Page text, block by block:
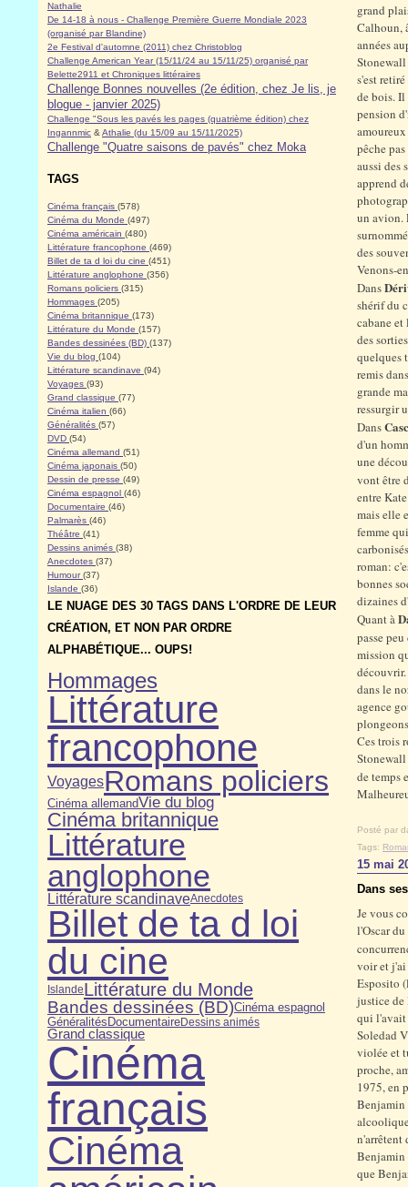
Nathalie
De 14-18 à nous - Challenge Première Guerre Mondiale 2023
(organisé par Blandine)
2e Festival d'automne (2011) chez Christoblog
Challenge American Year (15/11/24 au 15/11/25) organisé par
Belette2911 et Chroniques littéraires
Challenge Bonnes nouvelles (2e édition, chez Je lis, je
blogue - janvier 2025)
Challenge "Sous les pavés les pages (quatrième édition) chez
Ingannmic & Athalie (du 15/09 au 15/11/2025)
Challenge "Quatre saisons de pavés" chez Moka
TAGS
Cinéma français (578)
Cinéma du Monde (497)
Cinéma américain (480)
Littérature francophone (469)
Billet de ta d loi du cine (451)
Littérature anglophone (356)
Romans policiers (315)
Hommages (205)
Cinéma britannique (173)
Littérature du Monde (157)
Bandes dessinées (BD) (137)
Vie du blog (104)
Littérature scandinave (94)
Voyages (93)
Grand classique (77)
Cinéma italien (66)
Généralités (57)
DVD (54)
Cinéma allemand (51)
Cinéma japonais (50)
Dessin de presse (49)
Cinéma espagnol (46)
Documentaire (46)
Palmarès (46)
Théâtre (41)
Dessins animés (38)
Anecdotes (37)
Humour(37)
Islande (36)
LE NUAGE DES 30 TAGS DANS L'ORDRE DE LEUR
CRÉATION, ET NON PAR ORDRE
ALPHABÉTIQUE... OUPS!
Hommages
Littérature
francophone
VoyagesRomans policiers
Cinéma allemandVie du blog
Cinéma britannique
Littérature
anglophone
Littérature scandinaveAnecdotes
Billet de ta d loi
du cine
IslandeLittérature du Monde
Bandes dessinées (BD)Cinéma espagnol
Généralités DocumentaireDessins animés
Grand classique
Cinéma
français
Cinéma
grand
Calhoun,
années
s'est
de bois. Il
pension
pêche
aussi des
apprend
un avion.
des
Venons-
Dans
shérif du
cabane
des
quelques
remis
grande
ressurgir
Dans
d'un
une
vont être
entre
mais elle
femme
roman:
bonnes
dizaines
Quant à
passe
mission
dans le
agence
Ces trois
de temps
Posté par
Tags:
15 mai
Dans
Je vous
l'Oscar
voir et j'ai
Esposito
justice de
qui l'avait
Soledad
violée et
proche,
1975, en
Benjamin
n'arrêtent
Benjamin
que